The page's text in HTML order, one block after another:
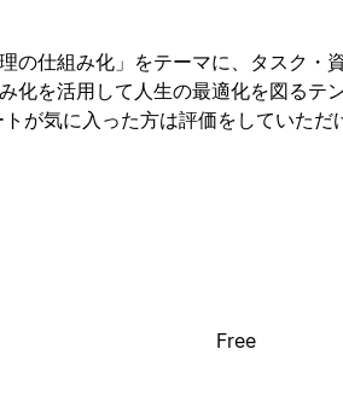
の仕組み化」をテーマに、タスク・
化を活用して人生の最適化を図るテ
が気に入った方は評価をしていただ
Free